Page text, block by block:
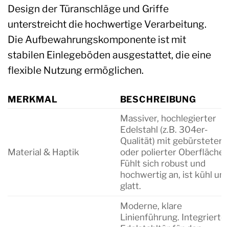
Design der Türanschläge und Griffe
unterstreicht die hochwertige Verarbeitung.
Die Aufbewahrungskomponente ist mit
stabilen Einlegeböden ausgestattet, die eine
flexible Nutzung ermöglichen.
MERKMAL BESCHREIBUNG
Material & Haptik
Massiver, hochlegierter
Edelstahl (z.B. 304er-
Qualität) mit gebürsteter
oder polierter Oberfläche.
Fühlt sich robust und
hochwertig an, ist kühl und
glatt.
Moderne, klare
Linienführung. Integrierte